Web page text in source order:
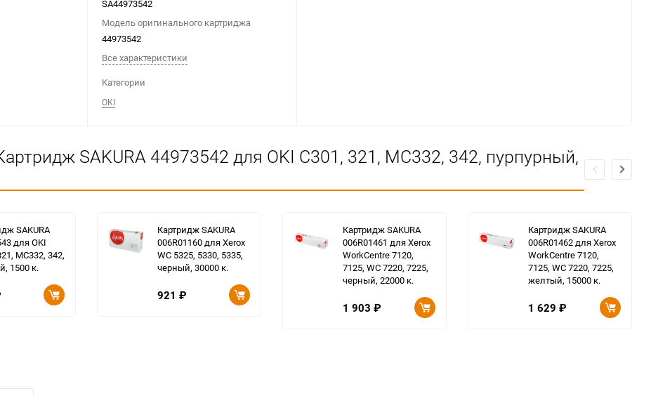
SA44973542
Модель оригинального картриджа
44973542
Все характеристики
Категории
OKI
SAKURA 44973542 для OKI C301, 321, MC332, 342, пурпурный,
SAKURA
для OKI
MC332, 342,
1500 к.
Картридж SAKURA
006R01160 для Xerox
WC 5325, 5330, 5335,
черный, 30000 к.
921 ₽
Картридж SAKURA
006R01461 для Xerox
WorkCentre 7120,
7125, WC 7220, 7225,
черный, 22000 к.
1 903 ₽
Картридж SAKURA
006R01462 для Xerox
WorkCentre 7120,
7125, WC 7220, 7225,
желтый, 15000 к.
1 629 ₽